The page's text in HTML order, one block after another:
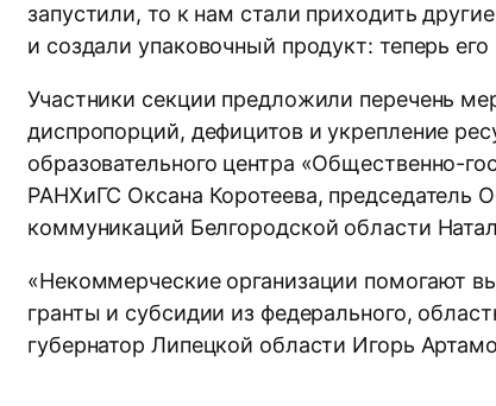
запустили, то к нам стали приходить
и создали упаковочный продукт: теперь
Участники секции предложили перечень
диспропорций, дефицитов и укрепление
образовательного центра «Общественно-
РАНХиГС Оксана Коротеева,
коммуникаций Белгородской области
«Некоммерческие организации помогают
гранты и субсидии из федерального,
губернатор Липецкой области Игорь